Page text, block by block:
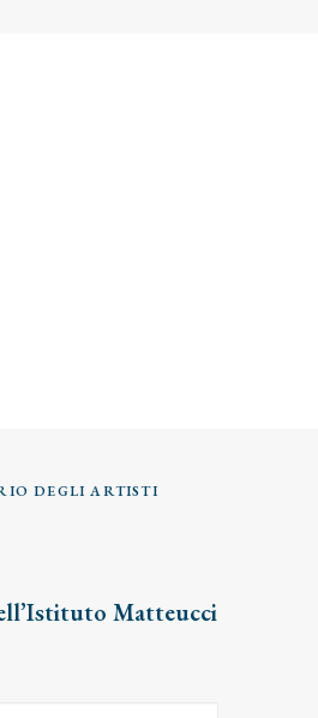
DEGLI ARTISTI
Matteucci